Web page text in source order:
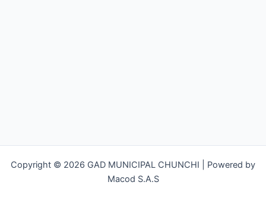
Copyright © 2026 GAD MUNICIPAL CHUNCHI | Powered by
Macod S.A.S